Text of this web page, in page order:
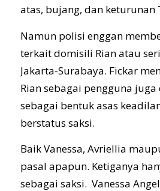
atas, bujang, dan keturunan
Namun polisi enggan
terkait domisili Rian atau
Jakarta-Surabaya. Fickar
Rian sebagai pengguna
sebagai bentuk asas
berstatus saksi.
Baik Vanessa, Avriellia
pasal apapun. Ketiganya
sebagai saksi. Vanessa